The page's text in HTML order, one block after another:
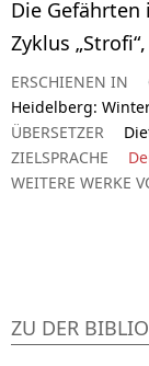
Die Gefährten
Zyklus
ERSCHIENEN IN
Heidelberg:
ÜBERSETZER
ZIELSPRACHE
WEITERE WERKE
ZU DER